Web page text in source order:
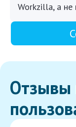
Workzilla, а не